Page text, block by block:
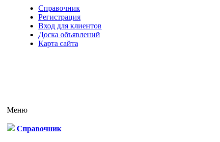
Справочник
Регистрация
Вход для клиентов
Доска объявлений
Карта сайта
Меню
Справочник